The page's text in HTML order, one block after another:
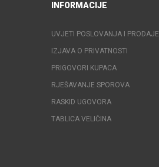
INFORMACIJE
UVJETI POSLOVANJA I PRODAJE
IZJAVA O PRIVATNOSTI
PRIGOVORI KUPACA
RJEŠAVANJE SPOROVA
RASKID UGOVORA
TABLICA VELIČINA